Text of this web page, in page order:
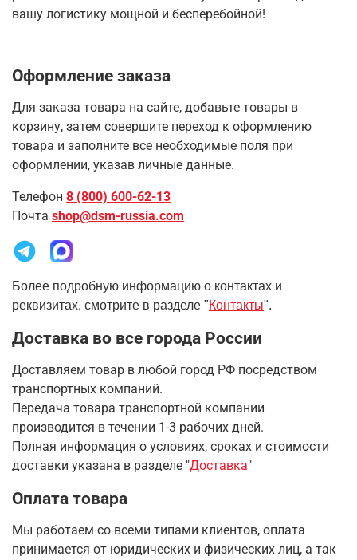
вашу логистику мощной и бесперебойной!
Оформление заказа
Для заказа товара на сайте, добавьте товары в
корзину, затем совершите переход к оформлению
товара и заполните все необходимые поля при
оформлении, указав личные данные.
Телефон 8 (800) 600-62-13
Почта shop@dsm-russia.com
Более подробную информацию о контактах и
реквизитах, смотрите в разделе "Контакты".
Доставка во все города России
Доставляем товар в любой город РФ посредством
транспортных компаний.
Передача товара транспортной компании
производится в течении 1-3 рабочих дней.
Полная информация о условиях, сроках и стоимости
доставки указана в разделе "Доставка"
Оплата товара
Мы работаем со всеми типами клиентов, оплата
принимается от юридических и физических лиц, а так